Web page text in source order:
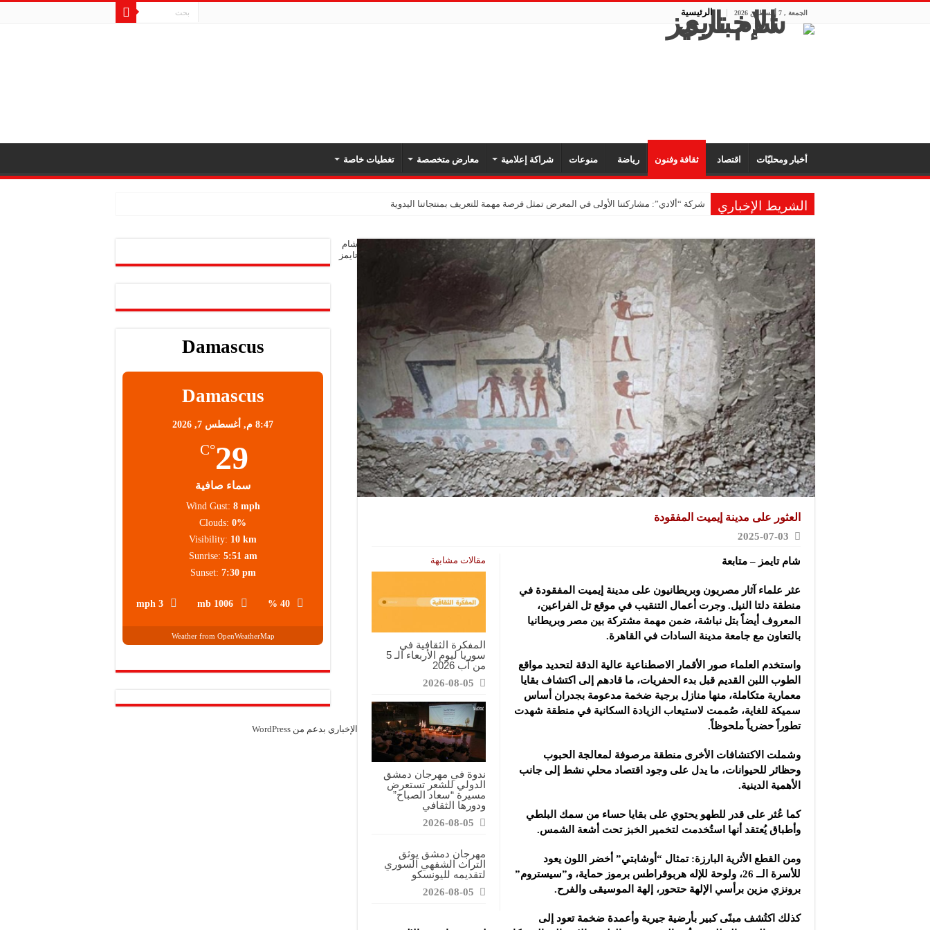
الجمعة , 7 أغسطس 2026 الرئيسية
أخبار ومحليّات اقتصاد ثقافة وفنون رياضة منوعات شراكة إعلامية معارض متخصصة تغطيات خاصة
الشريط الإخباري شركة “ألادي”: مشاركتنا الأولى في المعرض تمثل فرصة مهمة للتعريف بمنتجاتنا اليدوية
العثور على مدينة إيميت المفقودة
2025-07-03
مقالات مشابهة
المفكرة الثقافية في
سوريا ليوم الأربعاء الـ 5
من آب 2026
2026-08-05
ندوة في مهرجان دمشق
الدولي للشعر تستعرض
مسيرة “سعاد الصباح”
ودورها الثقافي
2026-08-05
مهرجان دمشق يوثق
التراث الشفهي السوري
لتقديمه لليونسكو
2026-08-05
شام تايمز – متابعة
عثر علماء آثار مصريون وبريطانيون على مدينة إيميت المفقودة في
منطقة دلتا النيل. وجرت أعمال التنقيب في موقع تل الفراعين،
المعروف أيضاً بتل نباشة، ضمن مهمة مشتركة بين مصر وبريطانيا
بالتعاون مع جامعة مدينة السادات في القاهرة.
واستخدم العلماء صور الأقمار الاصطناعية عالية الدقة لتحديد مواقع
الطوب اللبن القديم قبل بدء الحفريات، ما قادهم إلى اكتشاف بقايا
معمارية متكاملة، منها منازل برجية ضخمة مدعومة بجدران أساس
سميكة للغاية، صُممت لاستيعاب الزيادة السكانية في منطقة شهدت
تطوراً حضرياً ملحوظاً.
وشملت الاكتشافات الأخرى منطقة مرصوفة لمعالجة الحبوب
وحظائر للحيوانات، ما يدل على وجود اقتصاد محلي نشط إلى جانب
الأهمية الدينية.
كما عُثر على قدر للطهو يحتوي على بقايا حساء من سمك البلطي
وأطباق يُعتقد أنها استُخدمت لتخمير الخبز تحت أشعة الشمس.
ومن القطع الأثرية البارزة: تمثال “أوشابتي” أخضر اللون يعود
للأسرة الــ 26، ولوحة للإله هربوقراطس برموز حماية، و”سيستروم”
برونزي مزين برأسي الإلهة حتحور، إلهة الموسيقى والفرح.
كذلك اكتُشف مبنًى كبير بأرضية جيرية وأعمدة ضخمة تعود إلى
Damascus
Damascus
8:47 م, أغسطس 7, 2026
29
°C
سماء صافية
40 %
1006 mb
3 mph
Wind Gust: 8 mph
Clouds: 0%
Visibility: 10 km
Sunrise: 5:51 am
Sunset: 7:30 pm
Weather from OpenWeatherMap
شام
تايمز
الإخباري بدعم من WordPress